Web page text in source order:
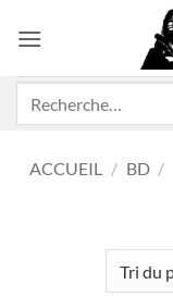
ACCUEIL / BD /